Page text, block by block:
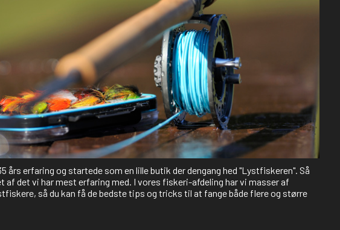
års erfaring og startede som en lille butik der dengang hed "Lystfiskeren". Så
af det vi har mest erfaring med. I vores fiskeri-afdeling har vi masser af
så du kan få de bedste tips og tricks til at fange både flere og større